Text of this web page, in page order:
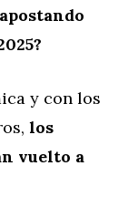
y con los
los
vuelto a